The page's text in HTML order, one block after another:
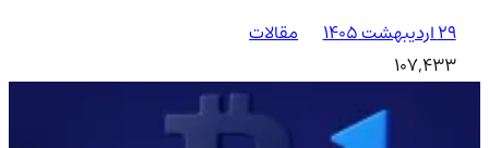
۲۹ اردیبهشت ۱۴۰۵
مقالات
107,433